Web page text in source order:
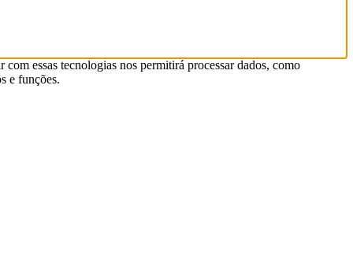
essas tecnologias nos permitirá processar dados, como
e funções.